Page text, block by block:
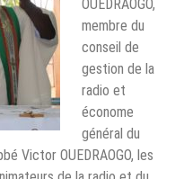
OUEDRAOGO,
membre du
conseil de
gestion de la
radio et
économe
général du
Victor OUEDRAOGO, les